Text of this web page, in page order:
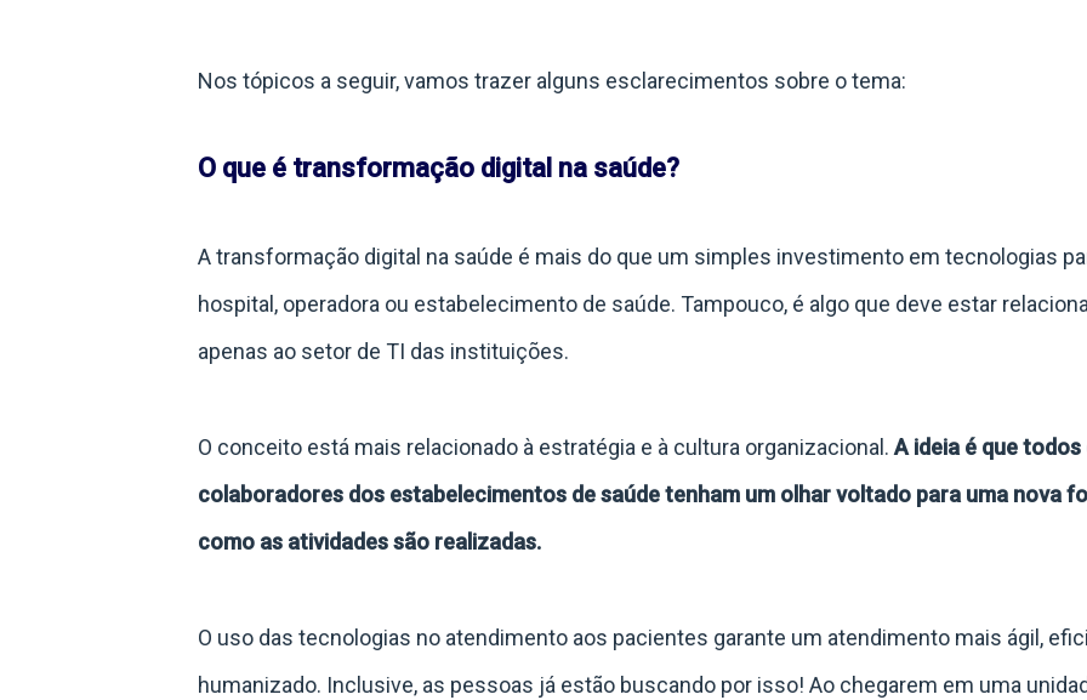
Nos tópicos a seguir, vamos trazer alguns esclarecimentos sobre o tema:
O que é transformação digital na saúde?
A transformação digital na saúde é mais do que um simples investimento em tecnologias
hospital, operadora ou estabelecimento de saúde. Tampouco, é algo que deve estar
apenas ao setor de TI das instituições.
O conceito está mais relacionado à estratégia e à cultura organizacional. A ideia é que todos
colaboradores dos estabelecimentos de saúde tenham um olhar voltado para uma nova
como as atividades são realizadas.
O uso das tecnologias no atendimento aos pacientes garante um atendimento mais ágil,
humanizado. Inclusive, as pessoas já estão buscando por isso! Ao chegarem em uma